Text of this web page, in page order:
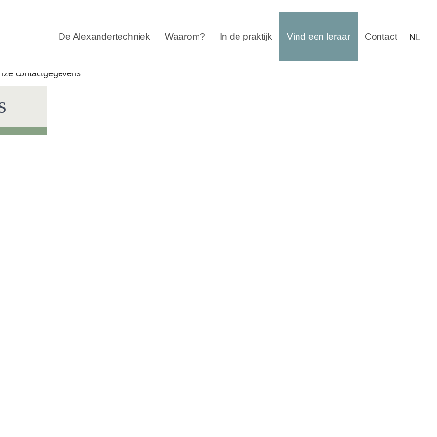
De Alexandertechniek Waarom? In de praktijk Vind een leraar Contact NL